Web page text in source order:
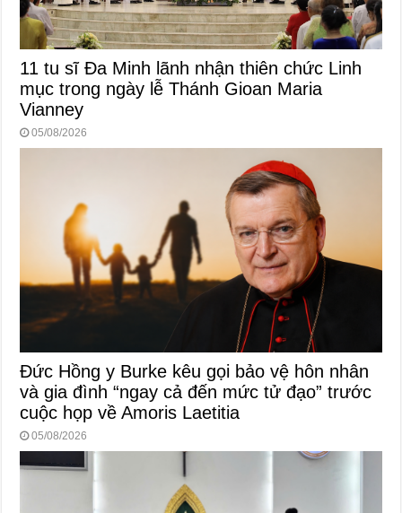
11 tu sĩ Đa Minh lãnh nhận thiên chức Linh
mục trong ngày lễ Thánh Gioan Maria
Vianney
05/08/2026
Đức Hồng y Burke kêu gọi bảo vệ hôn nhân
và gia đình “ngay cả đến mức tử đạo” trước
cuộc họp về Amoris Laetitia
05/08/2026